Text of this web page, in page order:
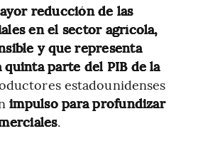
reducción de las
en el sector agrícola,
y que representa
parte del PIB de la
estadounidenses
impulso para profundizar
.